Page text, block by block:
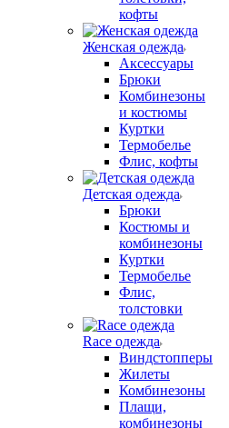
кофты
Женская одежда
Аксессуары
Брюки
Комбинезоны
и костюмы
Куртки
Термобелье
Флис, кофты
Детская одежда
Брюки
Костюмы и
комбинезоны
Куртки
Термобелье
Флис,
толстовки
Race одежда
Виндстопперы
Жилеты
Комбинезоны
Плащи,
комбинезоны